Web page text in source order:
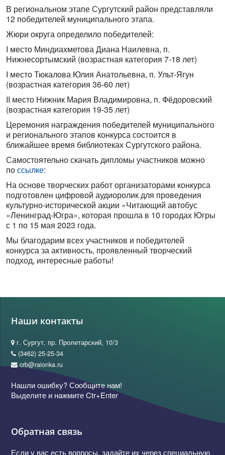
В региональном этапе Сургутский район представляли
12 победителей муниципального этапа.
Жюри округа определило победителей:
I место Миндиахметова Диана Наилевна, п.
Нижнесортымский (возрастная категория 7-18 лет)
I место Тюкалова Юлия Анатольевна, п. Ульт-Ягун
(возрастная категория 36-60 лет)
II место Нижник Мария Владимировна, п. Фёдоровский
(возрастная категория 19-35 лет)
Церемония награждения победителей муниципального
и регионального этапов конкурса состоится в
ближайшее время библиотеках Сургутского района.
Самостоятельно скачать дипломы участников можно
поссылке:
На основе творческих работ организаторами конкурса
подготовлен цифровой аудиоролик для проведения
культурно-исторической акции «Читающий автобус
«Ленинград-Югра», которая прошла в 10 городах Югры
с 1 по 15 мая 2023 года.
Мы благодарим всех участников и победителей
конкурса за активность, проявленный творческий
подход, интересные работы!
Наши контакты
г. Сургут, пр. Пролетарский, 10/3
(3462) 25-25-34
crb@raionka.ru
Нашли ошибку? Сообщите нам!
Выделите и нажмите Ctr+Enter
Обратная связь
Если у вас есть вопросы, задайте их через специальную